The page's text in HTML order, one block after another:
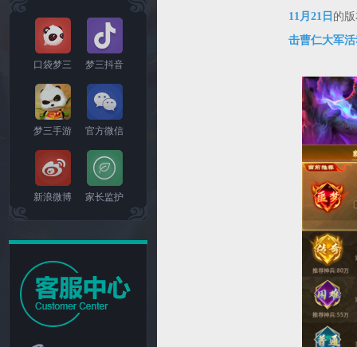
口袋梦三 梦三抖音
梦三手游 官方微信
新浪微博 家长监护
11月21日 的
击曹仁大军